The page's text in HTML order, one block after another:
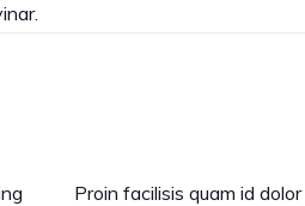
Proin facilisis quam id